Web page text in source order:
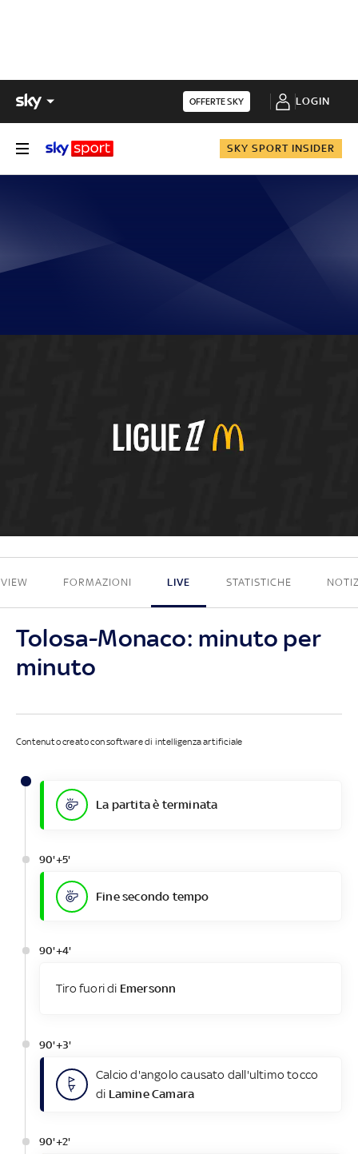
OFFERTE SKY LOGIN
SKY SPORT INSIDER
2 - 2
FORMAZIONI LIVE STATISTICHE
Tolosa-Monaco: minuto per
minuto
Contenuto creato con software di intelligenza artificiale
La partita è terminata
90'+5'
Fine secondo tempo
90'+4'
Tiro fuori di Emersonn
90'+3'
Calcio d'angolo causato dall'ultimo tocco
di Lamine Camara
90'+2'